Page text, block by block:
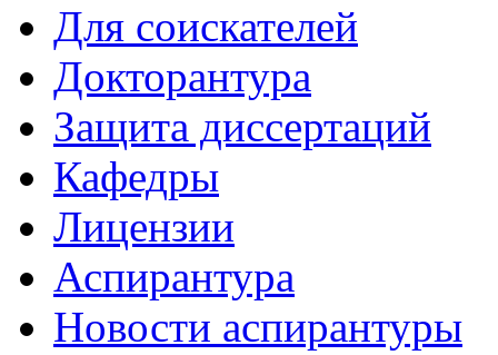
Для соискателей
Докторантура
Защита диссертаций
Кафедры
Лицензии
Аспирантура
Новости аспирантуры